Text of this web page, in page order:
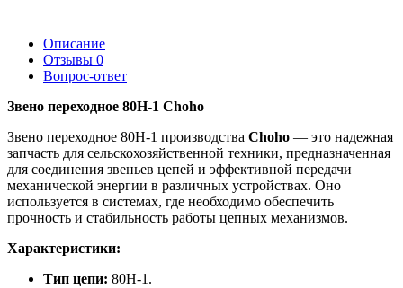
Описание
Отзывы 0
Вопрос-ответ
Звено переходное 80H-1 Choho
Звено переходное 80H-1 производства Choho — это надежная
запчасть для сельскохозяйственной техники, предназначенная
для соединения звеньев цепей и эффективной передачи
механической энергии в различных устройствах. Оно
используется в системах, где необходимо обеспечить
прочность и стабильность работы цепных механизмов.
Характеристики:
Тип цепи: 80H-1.